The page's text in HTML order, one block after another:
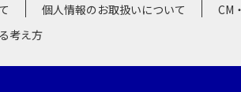
個人情報のお取扱いについて
CM
考え方